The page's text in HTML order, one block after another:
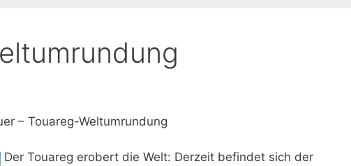
– Touareg-Weltumrundung
Der Touareg erobert die Welt: Derzeit befindet sich der